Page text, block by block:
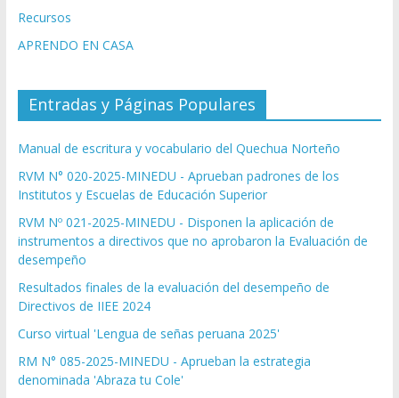
Recursos
APRENDO EN CASA
Entradas y Páginas Populares
Manual de escritura y vocabulario del Quechua Norteño
RVM N° 020-2025-MINEDU - Aprueban padrones de los
Institutos y Escuelas de Educación Superior
RVM Nº 021-2025-MINEDU - Disponen la aplicación de
instrumentos a directivos que no aprobaron la Evaluación de
desempeño
Resultados finales de la evaluación del desempeño de
Directivos de IIEE 2024
Curso virtual 'Lengua de señas peruana 2025'
RM N° 085-2025-MINEDU - Aprueban la estrategia
denominada 'Abraza tu Cole'